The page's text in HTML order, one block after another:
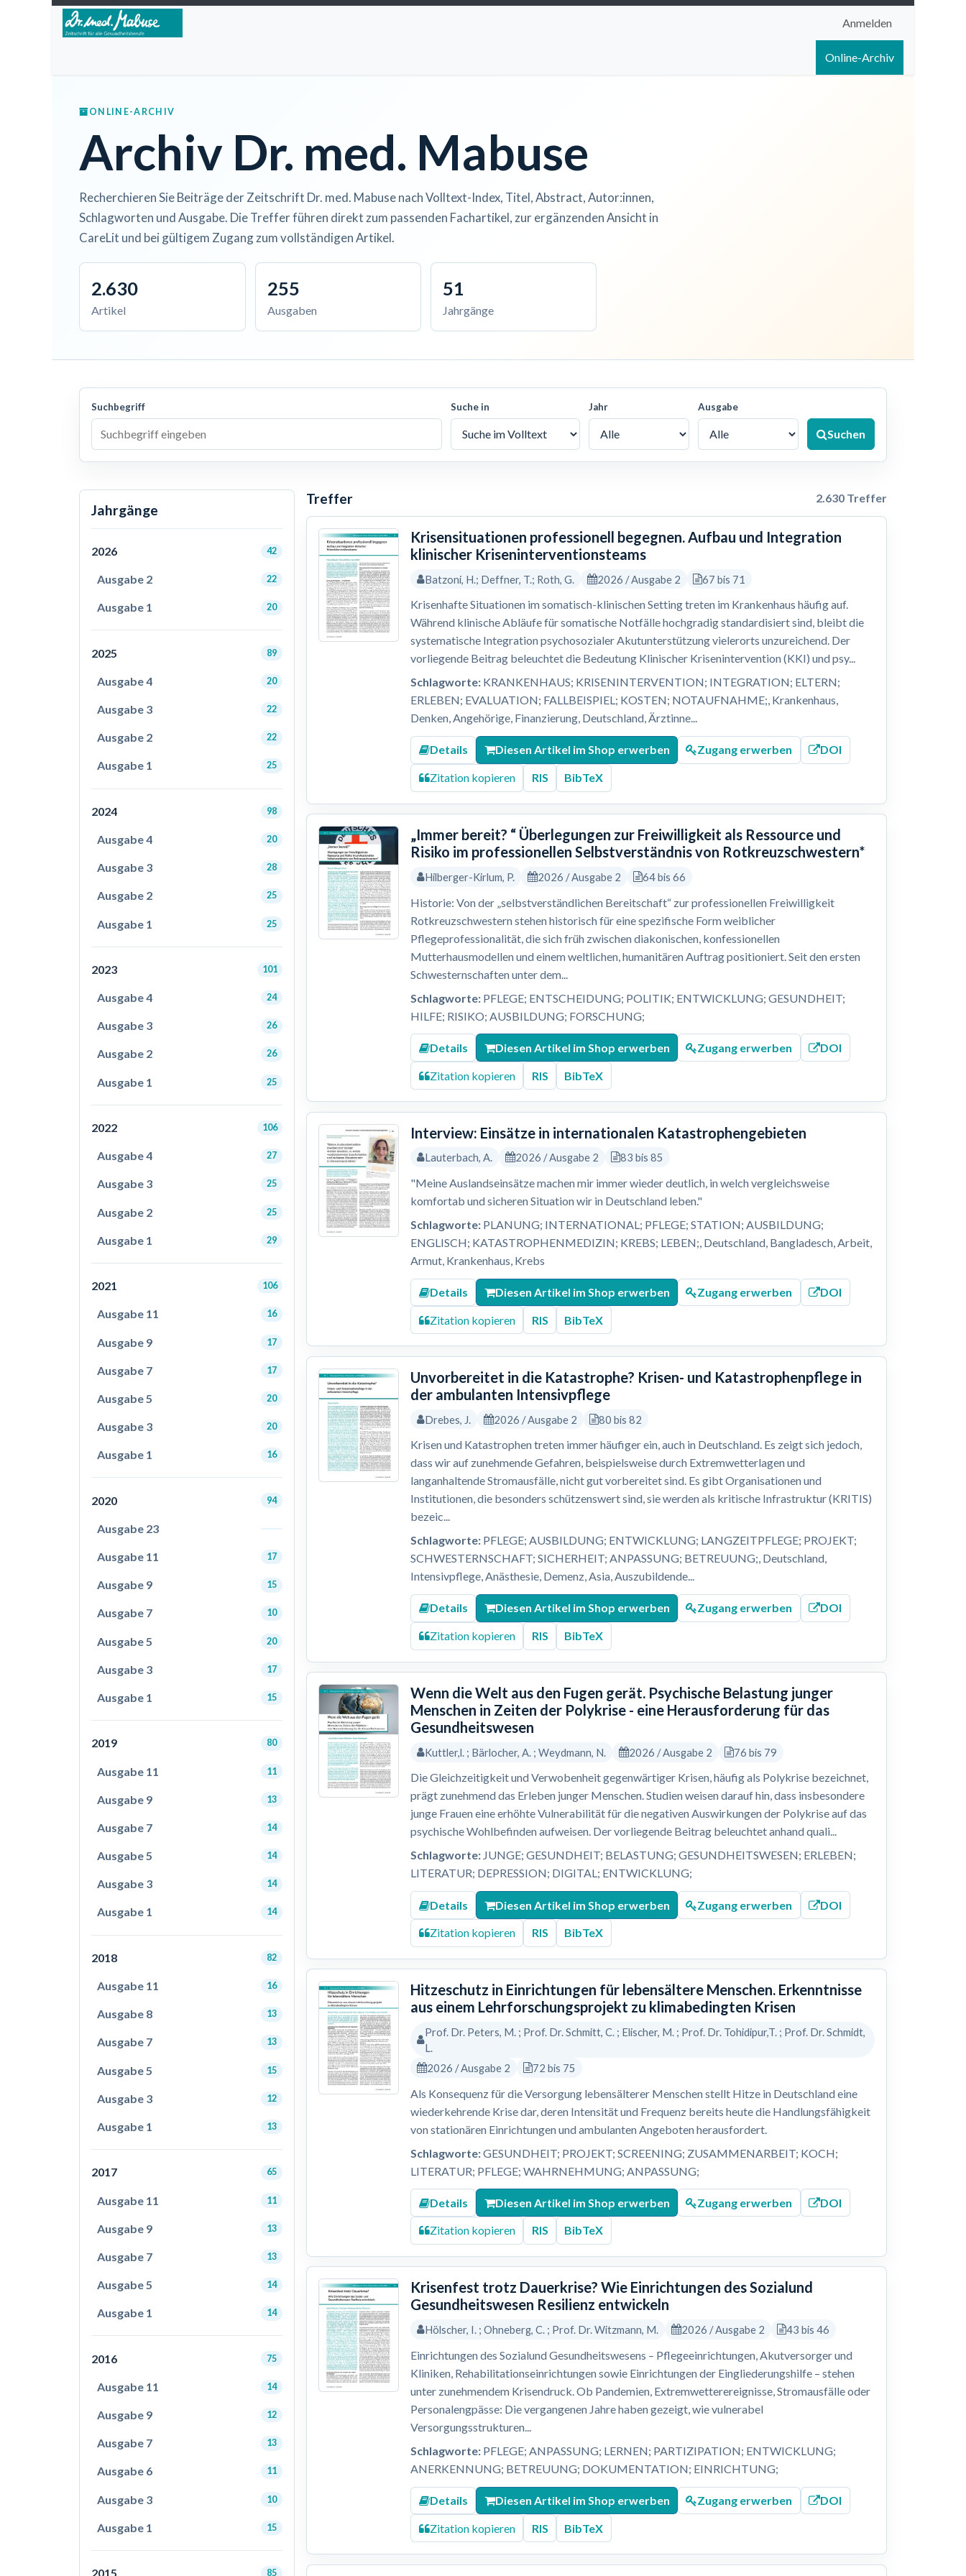
Zum Inhalt springen
Anmelden
Online-Archiv
ONLINE-ARCHIV
Archiv Dr. med. Mabuse
Recherchieren Sie Beiträge der Zeitschrift Dr. med. Mabuse nach Volltext-Index, Titel, Abstract, Autor:innen,
Schlagworten und Ausgabe. Die Treffer führen direkt zum passenden Fachartikel, zur ergänzenden Ansicht in
CareLit und bei gültigem Zugang zum vollständigen Artikel.
2.630
Artikel
255
Ausgaben
51
Jahrgänge
Suchbegriff Suche in Jahr Ausgabe
Suchen
Jahrgänge
2026 42
Ausgabe 2 22
Ausgabe 1 20
2025 89
Ausgabe 4 20
Ausgabe 3 22
Ausgabe 2 22
Ausgabe 1 25
2024 98
Ausgabe 4 20
Ausgabe 3 28
Ausgabe 2 25
Ausgabe 1 25
2023 101
Ausgabe 4 24
Ausgabe 3 26
Ausgabe 2 26
Ausgabe 1 25
2022 106
Ausgabe 4 27
Ausgabe 3 25
Ausgabe 2 25
Ausgabe 1 29
2021 106
Ausgabe 11 16
Ausgabe 9 17
Ausgabe 7 17
Ausgabe 5 20
Ausgabe 3 20
Ausgabe 1 16
2020 94
Ausgabe 23
Ausgabe 11 17
Ausgabe 9 15
Ausgabe 7 10
Ausgabe 5 20
Ausgabe 3 17
Ausgabe 1 15
2019 80
Ausgabe 11 11
Ausgabe 9 13
Ausgabe 7 14
Ausgabe 5 14
Ausgabe 3 14
Ausgabe 1 14
2018 82
Ausgabe 11 16
Ausgabe 8 13
Ausgabe 7 13
Ausgabe 5 15
Ausgabe 3 12
Ausgabe 1 13
2017 65
Ausgabe 11 11
Ausgabe 9 13
Ausgabe 7 13
Ausgabe 5 14
Ausgabe 1 14
2016 75
Ausgabe 11 14
Ausgabe 9 12
Ausgabe 7 13
Ausgabe 6 11
Ausgabe 3 10
Ausgabe 1 15
2015 85
Treffer 2.630 Treffer
Krisensituationen professionell begegnen. Aufbau und Integration
klinischer Kriseninterventionsteams
Batzoni, H.; Deffner, T.; Roth, G. 2026 / Ausgabe 2 67 bis 71
Krisenhafte Situationen im somatisch-klinischen Setting treten im Krankenhaus häufig auf.
Während klinische Abläufe für somatische Notfälle hochgradig standardisiert sind, bleibt die
systematische Integration psychosozialer Akutunterstützung vielerorts unzureichend. Der
vorliegende Beitrag beleuchtet die Bedeutung Klinischer Krisenintervention (KKI) und psy...
Schlagworte: KRANKENHAUS; KRISENINTERVENTION; INTEGRATION; ELTERN;
ERLEBEN; EVALUATION; FALLBEISPIEL; KOSTEN; NOTAUFNAHME;, Krankenhaus,
Denken, Angehörige, Finanzierung, Deutschland, Ärztinne...
Details Diesen Artikel im Shop erwerben Zugang erwerben DOI
Zitation kopieren RIS BibTeX
„Immer bereit? “ Überlegungen zur Freiwilligkeit als Ressource und
Risiko im professionellen Selbstverständnis von Rotkreuzschwestern*
Hilberger-Kirlum, P. 2026 / Ausgabe 2 64 bis 66
Historie: Von der „selbstverständlichen Bereitschaft“ zur professionellen Freiwilligkeit
Rotkreuzschwestern stehen historisch für eine spezifische Form weiblicher
Pflegeprofessionalität, die sich früh zwischen diakonischen, konfessionellen
Mutterhausmodellen und einem weltlichen, humanitären Auftrag positioniert. Seit den ersten
Schwesternschaften unter dem...
Schlagworte: PFLEGE; ENTSCHEIDUNG; POLITIK; ENTWICKLUNG; GESUNDHEIT;
HILFE; RISIKO; AUSBILDUNG; FORSCHUNG;
Details Diesen Artikel im Shop erwerben Zugang erwerben DOI
Zitation kopieren RIS BibTeX
Interview: Einsätze in internationalen Katastrophengebieten
Lauterbach, A. 2026 / Ausgabe 2 83 bis 85
"Meine Auslandseinsätze machen mir immer wieder deutlich, in welch vergleichsweise
komfortab und sicheren Situation wir in Deutschland leben."
Schlagworte: PLANUNG; INTERNATIONAL; PFLEGE; STATION; AUSBILDUNG;
ENGLISCH; KATASTROPHENMEDIZIN; KREBS; LEBEN;, Deutschland, Bangladesch, Arbeit,
Armut, Krankenhaus, Krebs
Details Diesen Artikel im Shop erwerben Zugang erwerben DOI
Zitation kopieren RIS BibTeX
Unvorbereitet in die Katastrophe? Krisen- und Katastrophenpflege in
der ambulanten Intensivpflege
Drebes, J. 2026 / Ausgabe 2 80 bis 82
Krisen und Katastrophen treten immer häufiger ein, auch in Deutschland. Es zeigt sich jedoch,
dass wir auf zunehmende Gefahren, beispielsweise durch Extremwetterlagen und
langanhaltende Stromausfälle, nicht gut vorbereitet sind. Es gibt Organisationen und
Institutionen, die besonders schützenswert sind, sie werden als kritische Infrastruktur (KRITIS)
bezeic...
Schlagworte: PFLEGE; AUSBILDUNG; ENTWICKLUNG; LANGZEITPFLEGE; PROJEKT;
SCHWESTERNSCHAFT; SICHERHEIT; ANPASSUNG; BETREUUNG;, Deutschland,
Intensivpflege, Anästhesie, Demenz, Asia, Auszubildende...
Details Diesen Artikel im Shop erwerben Zugang erwerben DOI
Zitation kopieren RIS BibTeX
Wenn die Welt aus den Fugen gerät. Psychische Belastung junger
Menschen in Zeiten der Polykrise - eine Herausforderung für das
Gesundheitswesen
Kuttler,l. ; Bärlocher, A. ; Weydmann, N. 2026 / Ausgabe 2 76 bis 79
Die Gleichzeitigkeit und Verwobenheit gegenwärtiger Krisen, häufig als Polykrise bezeichnet,
prägt zunehmend das Erleben junger Menschen. Studien weisen darauf hin, dass insbesondere
junge Frauen eine erhöhte Vulnerabilität für die negativen Auswirkungen der Polykrise auf das
psychische Wohlbefinden aufweisen. Der vorliegende Beitrag beleuchtet anhand quali...
Schlagworte: JUNGE; GESUNDHEIT; BELASTUNG; GESUNDHEITSWESEN; ERLEBEN;
LITERATUR; DEPRESSION; DIGITAL; ENTWICKLUNG;
Details Diesen Artikel im Shop erwerben Zugang erwerben DOI
Zitation kopieren RIS BibTeX
Hitzeschutz in Einrichtungen für lebensältere Menschen. Erkenntnisse
aus einem Lehrforschungsprojekt zu klimabedingten Krisen
Prof. Dr. Peters, M. ; Prof. Dr. Schmitt, C. ; Elischer, M. ; Prof. Dr. Tohidipur,T. ; Prof. Dr. Schmidt,
L.
2026 / Ausgabe 2
72 bis 75
Als Konsequenz für die Versorgung lebensälterer Menschen stellt Hitze in Deutschland eine
wiederkehrende Krise dar, deren Intensität und Frequenz bereits heute die Handlungsfähigkeit
von stationären Einrichtungen und ambulanten Angeboten herausfordert.
Schlagworte:GESUNDHEIT; PROJEKT; SCREENING; ZUSAMMENARBEIT; KOCH;
LITERATUR; PFLEGE; WAHRNEHMUNG; ANPASSUNG;
Details Diesen Artikel im Shop erwerben Zugang erwerben DOI
Zitation kopieren RIS BibTeX
Krisenfest trotz Dauerkrise? Wie Einrichtungen des Sozialund
Gesundheitswesen Resilienz entwickeln
Hölscher, I. ; Ohneberg, C. ; Prof. Dr. Witzmann, M. 2026 / Ausgabe 2 43 bis 46
Einrichtungen des Sozialund Gesundheitswesens – Pflegeeinrichtungen, Akutversorger und
Kliniken, Rehabilitationseinrichtungen sowie Einrichtungen der Eingliederungshilfe – stehen
unter zunehmendem Krisendruck. Ob Pandemien, Extremwetterereignisse, Stromausfälle oder
Personalengpässe: Die vergangenen Jahre haben gezeigt, wie vulnerabel
Versorgungsstrukturen...
Schlagworte: PFLEGE; ANPASSUNG; LERNEN; PARTIZIPATION; ENTWICKLUNG;
ANERKENNUNG; BETREUUNG; DOKUMENTATION; EINRICHTUNG;
Details Diesen Artikel im Shop erwerben Zugang erwerben DOI
Zitation kopieren RIS BibTeX